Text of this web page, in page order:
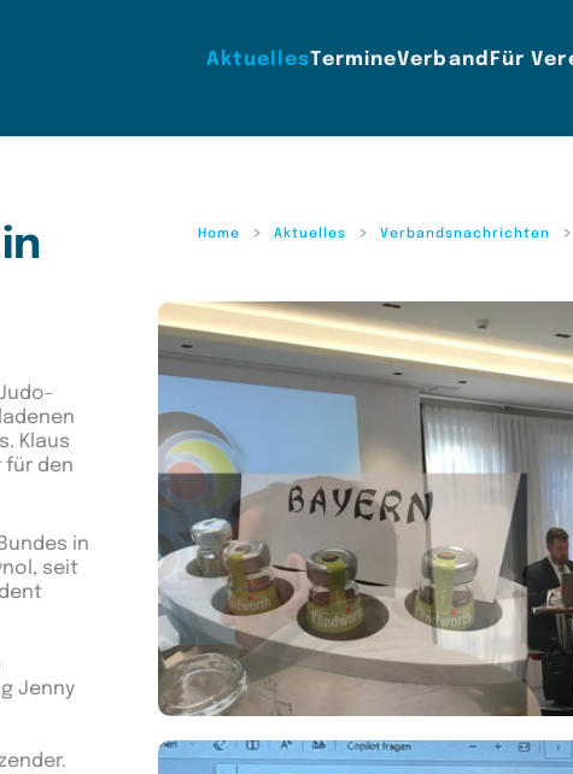
AktuellesTermineVerband Für
Klaus
für den
in
seit
Jenny
Home Aktuelles Verbandsnachrichten